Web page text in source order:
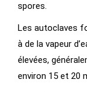
spores.
Les autoclaves
à de la vapeur
élevées,
environ 15 et 20